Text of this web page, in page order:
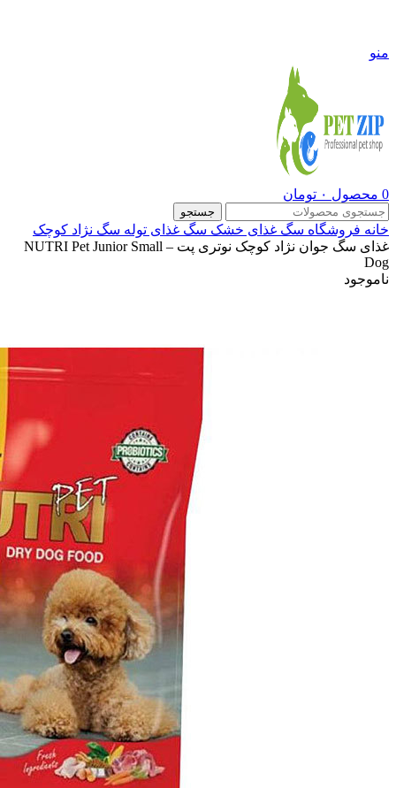
منو
0 محصول ۰ تومان
جستجو
خانه فروشگاه سگ غذای خشک سگ غذای توله سگ نژاد کوچک
غذای سگ جوان نژاد کوچک نوتری پت – NUTRI Pet Junior Small
Dog
ناموجود